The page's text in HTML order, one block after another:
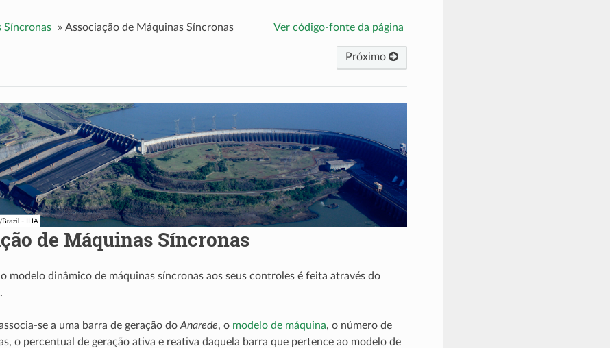
Síncronas » Associação de Máquinas Síncronas Ver código-fonte da página
Próximo
de Máquinas Síncronas
modelo dinâmico de máquinas síncronas aos seus controles é feita através do
.
se a uma barra de geração do Anarede, o modelo de máquina, o número de
o percentual de geração ativa e reativa daquela barra que pertence ao modelo de